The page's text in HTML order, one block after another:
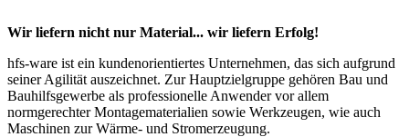
Wir liefern nicht nur Material... wir liefern Erfolg!
hfs-ware ist ein kundenorientiertes Unternehmen, das sich aufgrund
seiner Agilität auszeichnet. Zur Hauptzielgruppe gehören Bau und
Bauhilfsgewerbe als professionelle Anwender vor allem
normgerechter Montagematerialien sowie Werkzeugen, wie auch
Maschinen zur Wärme- und Stromerzeugung.